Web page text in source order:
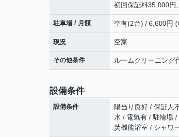
初回保証料35,000円
駐車場 / 月額 空有(2台) / 6,600円
現況 空家
その他条件 ルームクリーニング
設備条件
設備条件
陽当り良好 / 保証人
水 / 電気有 / 駐輪場
焚機能浴室 / シャワ